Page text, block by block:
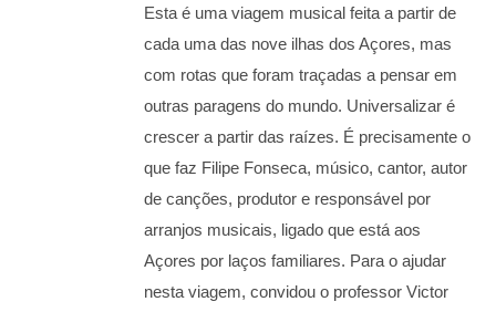
Esta é uma viagem musical feita a partir de
cada uma das nove ilhas dos Açores, mas
com rotas que foram traçadas a pensar em
outras paragens do mundo. Universalizar é
crescer a partir das raízes. É precisamente o
que faz Filipe Fonseca, músico, cantor, autor
de canções, produtor e responsável por
arranjos musicais, ligado que está aos
Açores por laços familiares. Para o ajudar
nesta viagem, convidou o professor Victor